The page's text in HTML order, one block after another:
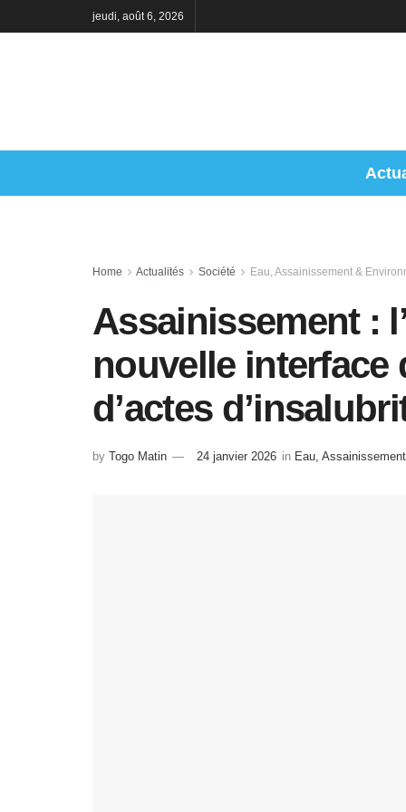
jeudi, août 6, 2026
Home Actualités Société Eau, Assainissement &
Assainissement :
nouvelle interface
d’actes
by Togo Matin 24 janvier 2026 in Eau,